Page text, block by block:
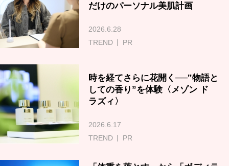
だけのパーソナル美肌計画
2026.6.28
TREND
PR
時を経てさらに花開く──‟物語と
しての香り”を体験〈メゾン ド
ラズィ〉
2026.6.17
TREND
PR